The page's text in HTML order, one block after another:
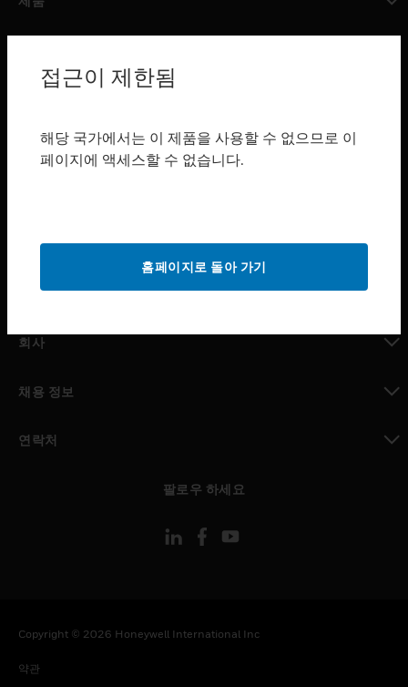
toggle view
toggle view
toggle view
산업 분야
구매처
MYAUTOMATION サポート
회사
채용 정보
연락처
팔로우 하세요
Copyright © 2026 Honeywell International Inc
약관
접근이 제한됨
해당 국가에서는 이 제품을 사용할 수 없으므로 이
페이지에 액세스할 수 없습니다.
홈페이지로 돌아 가기